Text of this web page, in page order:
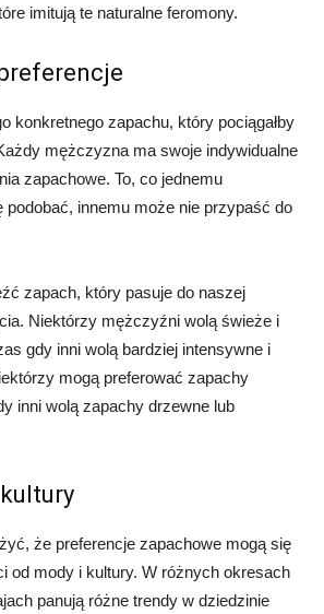
imitują te naturalne feromony.
konkretnego zapachu, który pociągałby
mężczyzna ma swoje indywidualne
zapachowe. To, co jednemu
innemu może nie przypaść do
zapach, który pasuje do naszej
Niektórzy mężczyźni wolą świeże i
gdy inni wolą bardziej intensywne i
mogą preferować zapachy
inni wolą zapachy drzewne lub
że preferencje zapachowe mogą się
od mody i kultury. W różnych okresach
panują różne trendy w dziedzinie